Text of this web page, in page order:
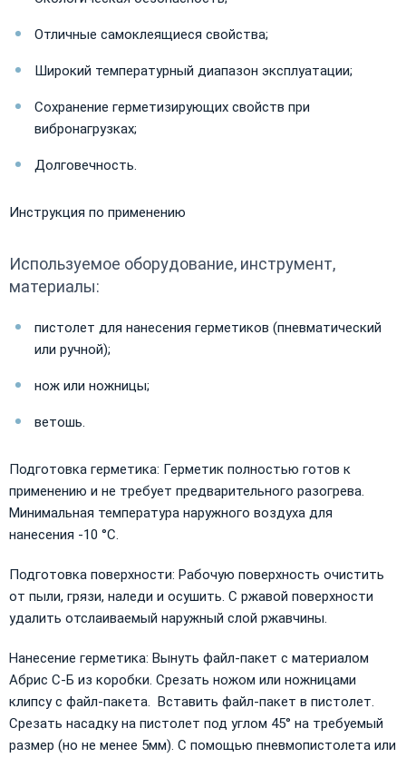
Отличные самоклеящиеся свойства;
Широкий температурный диапазон эксплуатации;
Сохранение герметизирующих свойств при
вибронагрузках;
Долговечность.
​Инструкция по применению
Используемое оборудование, инструмент,
материалы:
пистолет для нанесения герметиков (пневматический
или ручной);
нож или ножницы;
ветошь.
Подготовка герметика: Герметик полностью готов к
применению и не требует предварительного разогрева.
Минимальная температура наружного воздуха для
нанесения -10 °C.
Подготовка поверхности: Рабочую поверхность очистить
от пыли, грязи, наледи и осушить. С ржавой поверхности
удалить отслаиваемый наружный слой ржавчины.
Нанесение герметика: Вынуть файл-пакет с материалом
Абрис С-Б из коробки. Срезать ножом или ножницами
клипсу с файл-пакета. Вставить файл-пакет в пистолет.
Срезать насадку на пистолет под углом 45° на требуемый
размер (но не менее 5мм). С помощью пневмопистолета или